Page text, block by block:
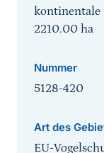
kontinentale
2210.00 ha
Nummer
5128-420
Art des
EU-